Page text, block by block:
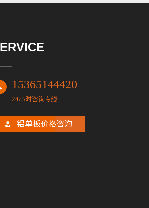
15365144420
24小时咨询专线
铝单板价格咨询